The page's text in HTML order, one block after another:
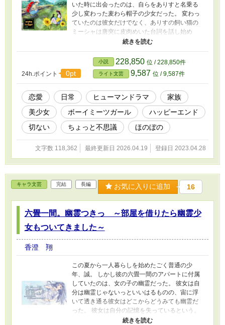
いた時に出会ったのは、自らをありすと名乗る
少し変わった麦わら帽子の少女だった。 変わっ
ていたのは彼女だけでなく、ありすの飼い猫の
ミーシャは唐突に皮肉めいた台詞を話し始め
る。 猫が喋るというあり得ないはずの事実に謙
をよそに、ずっと出来ていなかった自分の村の
お祭り「春渡し」に参加してほしいと願う。 謙
人は混乱しつつもそれを受け入れて、数日間だ
け村に滞在する約束をして、訪れた村の中であ
りすの友人の女の子たちも含めて交流を深めて
いく。 だけどその中で皆はそろって「最後の夏
だから」と気になる事を告げていた。 どうして
最後の夏なのかは、誰も答えない中、「春渡
し」は始まっていく。 祭りが進むにつれて、謙
人は一つの村の、そしてありすの秘密を知って
いく。 うそつきの麦わらのついていた、たった
一つの嘘の秘密を―― 彼女の秘密とは、うそと
は、最後の夏の意味とは何なのか。 謙人は意味
を知ると共に、探していた旅の目的を見つけて
いく。 このお話は少しだけ不思議な、切なく
て、だけど優しいお話です。 イラストはテンさ
んにいただきました！ テンさん、本当にあり
がとうございます！！ 第６回ライト文芸大賞で
皆様、そして選考してくださった編集部の
方々、本当にありがとうございました。
リーライン自体には変化はありませんが、描写
を強化したり、逆に削ったりして文章を調整し
ています。謙人の家族への気持ちを追記した
り。全体的に過不足を推敲しました。全体的に
伝わりやすくなって、一本筋が通って読後感は
良くなっているとは思います。 後日譚は一時的
に掲載を停止しています。 2026/4/19 すみませ
んすみません。あやまって3話を削除してしまっ
24h.ポイント 0pt
小説 228,850 位 / 228,850件
ライト文芸 9,587 位 / 9,587件
恋愛 日常 ヒューマンドラマ
家族
美少女
ボーイミーツガール
ハッピーエンド
切ない
ちょっと不思議 ほのぼの
文字数 118,362 最終更新日 2026.04.19 登録日 2023.04.28
キャラ文芸 完結 長編 お気に入りに追加 16
六畳一間。幽霊つきっ ～部屋を借りたら幽霊少
女もついてきました～
香澄 翔
この夏から一人暮らしを始めたごく普通の少
年、誠。 しかし彼の六畳一間のアパートに付属
していたのは、女の子の幽霊だった。 彼女は自
分は幽霊じゃないっといいはるものの、宙に浮
いて透き通る彼女はどこからどうみても幽霊だ
った。 彼女は自分の記憶を失っているという。
そんな彼女の記憶と正体を探し歩いている間